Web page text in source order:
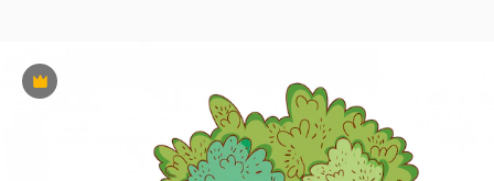
Premium